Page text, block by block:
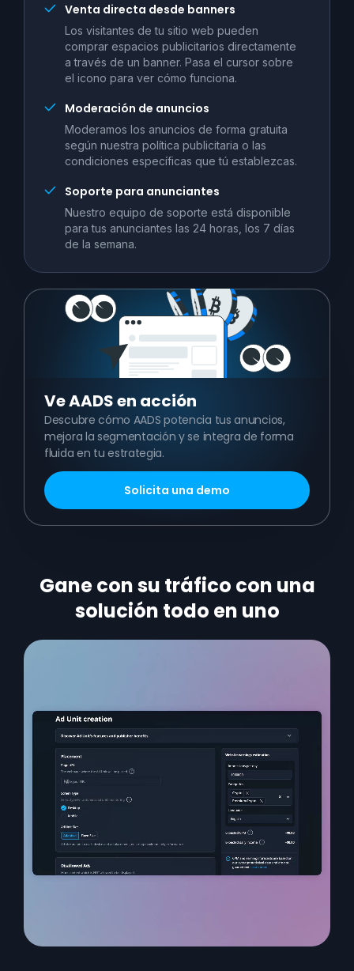
Venta directa desde banners
Los visitantes de tu sitio web pueden
comprar espacios publicitarios directamente
a través de un banner. Pasa el cursor sobre
el icono para ver cómo funciona.
Moderación de anuncios
Moderamos los anuncios de forma gratuita
según nuestra política publicitaria o las
condiciones específicas que tú establezcas.
Soporte para anunciantes
Nuestro equipo de soporte está disponible
para tus anunciantes las 24 horas, los 7 días
de la semana.
VeAADS en acción
Descubre cómo AADS potencia tus anuncios,
mejora la segmentación y se integra de forma
fluida en tu estrategia.
Solicita una demo
Gane con su tráfico con una
solución todo en uno